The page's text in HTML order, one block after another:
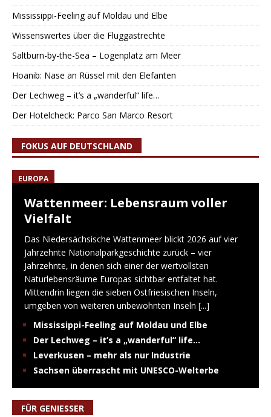
Mississippi-Feeling auf Moldau und Elbe
Wissenswertes über die Fluggastrechte
Saltburn-by-the-Sea – Logenplatz am Meer
Hoanib: Nase an Rüssel mit den Elefanten
Der Lechweg – it’s a „wanderful“ life…
Der Hotelcheck: Parco San Marco Resort
FOKUS AUF DEUTSCHLAND
EUROPA
Wattenmeer: Lebensraum voller
Vielfalt
Das Niedersächsische Wattenmeer blickt 2026 auf vier
Jahrzehnte Nationalparkgeschichte zurück – vier
Jahrzehnte, in denen sich einer der wertvollsten
Naturlebensräume Europas sichtbar entfaltet hat.
Mittendrin liegen die sieben Ostfriesischen Inseln,
umgeben von weiteren unbewohnten Inseln [...]
Mississippi-Feeling auf Moldau und Elbe
Der Lechweg – it’s a „wanderful“ life…
Leverkusen – mehr als nur Industrie
Sachsen überrascht mit UNESCO-Welterbe
FÜR GENIESSER